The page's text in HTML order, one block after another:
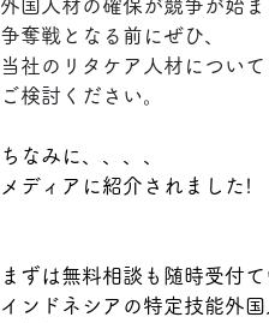
外国人材の確保が競争が始
争奪戦となる前にぜひ、
当社のリタケア人材につい
ご検討ください。
ちなみに、、、、
メディアに紹介されました!
まずは無料相談も随時受付
インドネシアの特定技能外